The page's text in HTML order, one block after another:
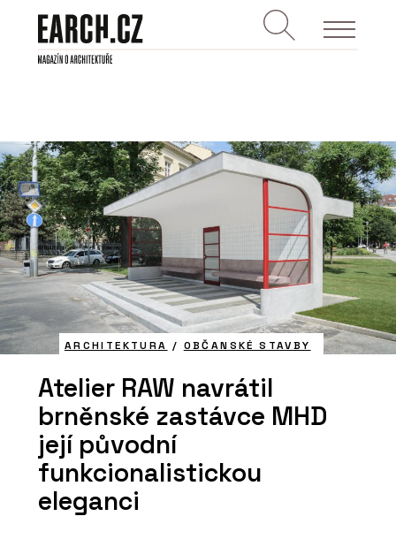
ARCHITEKTURA / OBČANSKÉ STAVBY
Atelier RAW navrátil
brněnské zastávce MHD
její původní
funkcionalistickou
eleganci